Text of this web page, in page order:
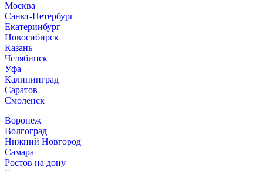
Москва
Санкт-Петербург
Екатеринбург
Новосибирск
Казань
Челябинск
Уфа
Калининград
Саратов
Смоленск
Воронеж
Волгоград
Нижний Новгород
Самара
Ростов на дону